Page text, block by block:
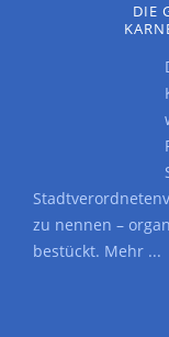
DIE
zu nennen –
bestückt. Mehr ...